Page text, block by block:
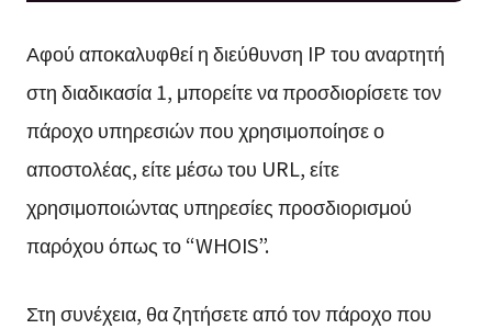
Αφού αποκαλυφθεί η διεύθυνση IP του αναρτητή
στη διαδικασία 1, μπορείτε να προσδιορίσετε τον
πάροχο υπηρεσιών που χρησιμοποίησε ο
αποστολέας, είτε μέσω του URL, είτε
χρησιμοποιώντας υπηρεσίες προσδιορισμού
παρόχου όπως το “WHOIS”.
Στη συνέχεια, θα ζητήσετε από τον πάροχο που